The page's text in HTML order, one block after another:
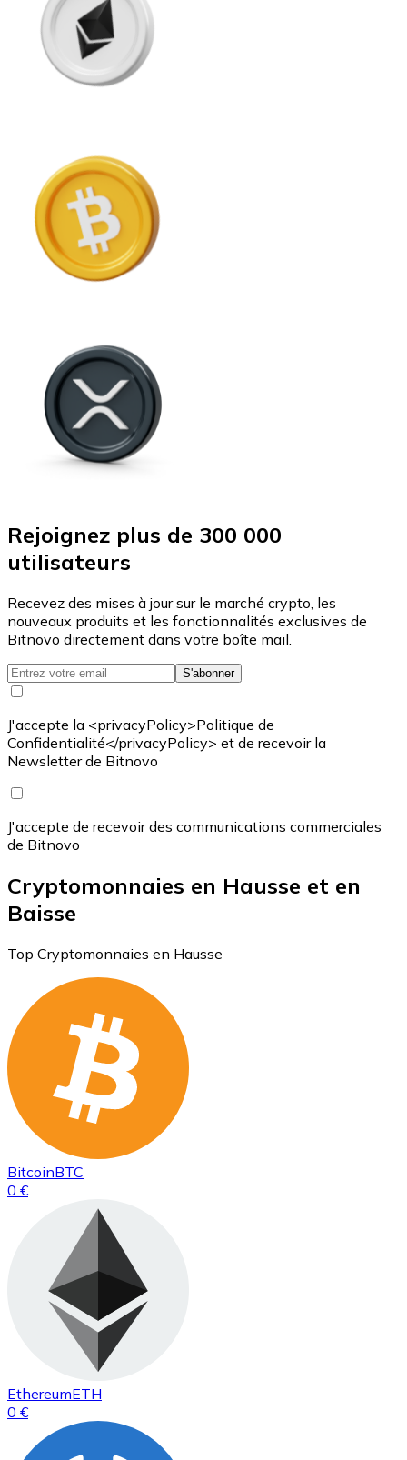
Rejoignez plus de 300 000
utilisateurs
Recevez des mises à jour sur le marché crypto, les
nouveaux produits et les fonctionnalités exclusives de
Bitnovo directement dans votre boîte mail.
S'abonner
J'accepte la <privacyPolicy>Politique de
Confidentialité</privacyPolicy> et de recevoir la
Newsletter de Bitnovo
J'accepte de recevoir des communications commerciales
de Bitnovo
Cryptomonnaies en Hausse et en
Baisse
Top Cryptomonnaies en Hausse
BitcoinBTC
0 €
EthereumETH
0 €